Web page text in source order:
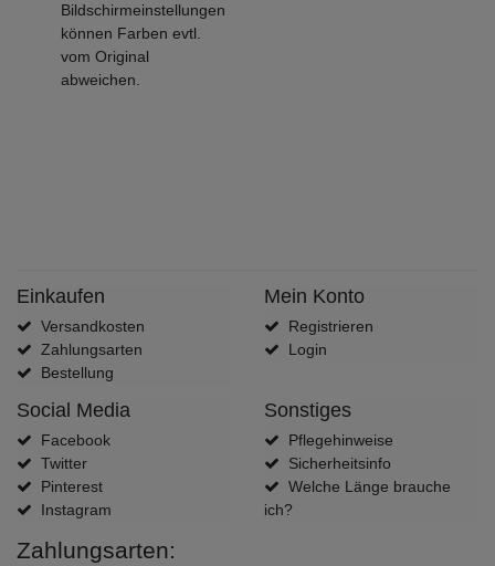
Bildschirmeinstellungen
können Farben evtl.
vom Original
abweichen.
Einkaufen
Versandkosten
Zahlungsarten
Bestellung
Mein Konto
Registrieren
Login
Social Media
Facebook
Twitter
Pinterest
Instagram
Sonstiges
Pflegehinweise
Sicherheitsinfo
Welche Länge brauche
ich?
Zahlungsarten: